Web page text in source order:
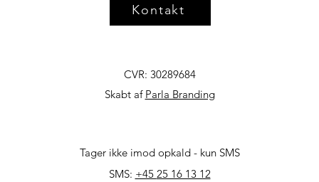
Kontakt
CVR: 30289684
Skabt af Parla Branding
Tager ikke imod opkald - kun SMS
SMS: +45 25 16 13 12